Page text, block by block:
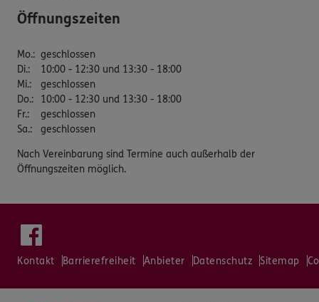
Öffnungszeiten
Mo.: geschlossen
Di.:
10:00 - 12:30 und 13:30 - 18:00
Mi.:
geschlossen
Do.:
10:00 - 12:30 und 13:30 - 18:00
Fr.:
geschlossen
Sa.: geschlossen
Nach Vereinbarung sind Termine auch außerhalb der
Öffnungszeiten möglich.
Kontakt Barrierefreiheit Anbieter Datenschutz Sitemap